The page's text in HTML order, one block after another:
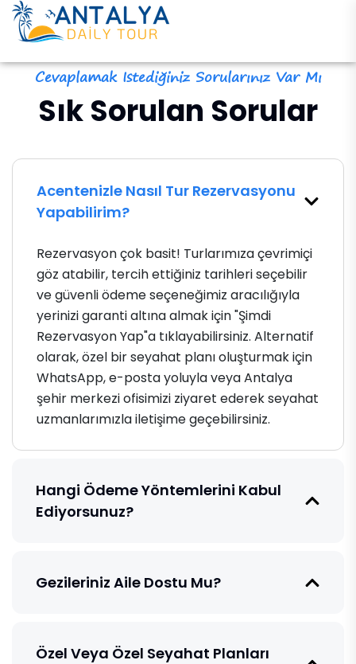
Cevaplamak Istediğiniz Sorularınız Var Mı
Sık Sorulan Sorular
Acentenizle Nasıl Tur Rezervasyonu
Yapabilirim?
Rezervasyon çok basit! Turlarımıza çevrimiçi
göz atabilir, tercih ettiğiniz tarihleri ​​seçebilir
ve güvenli ödeme seçeneğimiz aracılığıyla
yerinizi garanti altına almak için "Şimdi
Rezervasyon Yap"a tıklayabilirsiniz. Alternatif
olarak, özel bir seyahat planı oluşturmak için
WhatsApp, e-posta yoluyla veya Antalya
şehir merkezi ofisimizi ziyaret ederek seyahat
uzmanlarımızla iletişime geçebilirsiniz.
Hangi Ödeme Yöntemlerini Kabul
Ediyorsunuz?
Gezileriniz Aile Dostu Mu?
Özel Veya Özel Seyahat Planları